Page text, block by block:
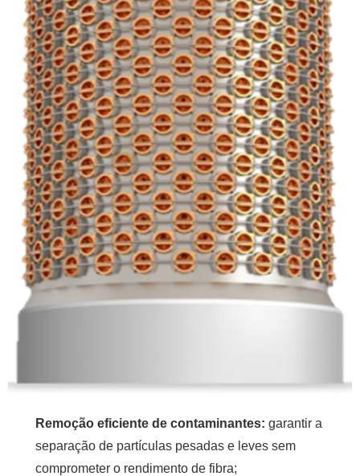
Remoção eficiente de contaminantes: garantir a
separação de partículas pesadas e leves sem
comprometer o rendimento de fibra;